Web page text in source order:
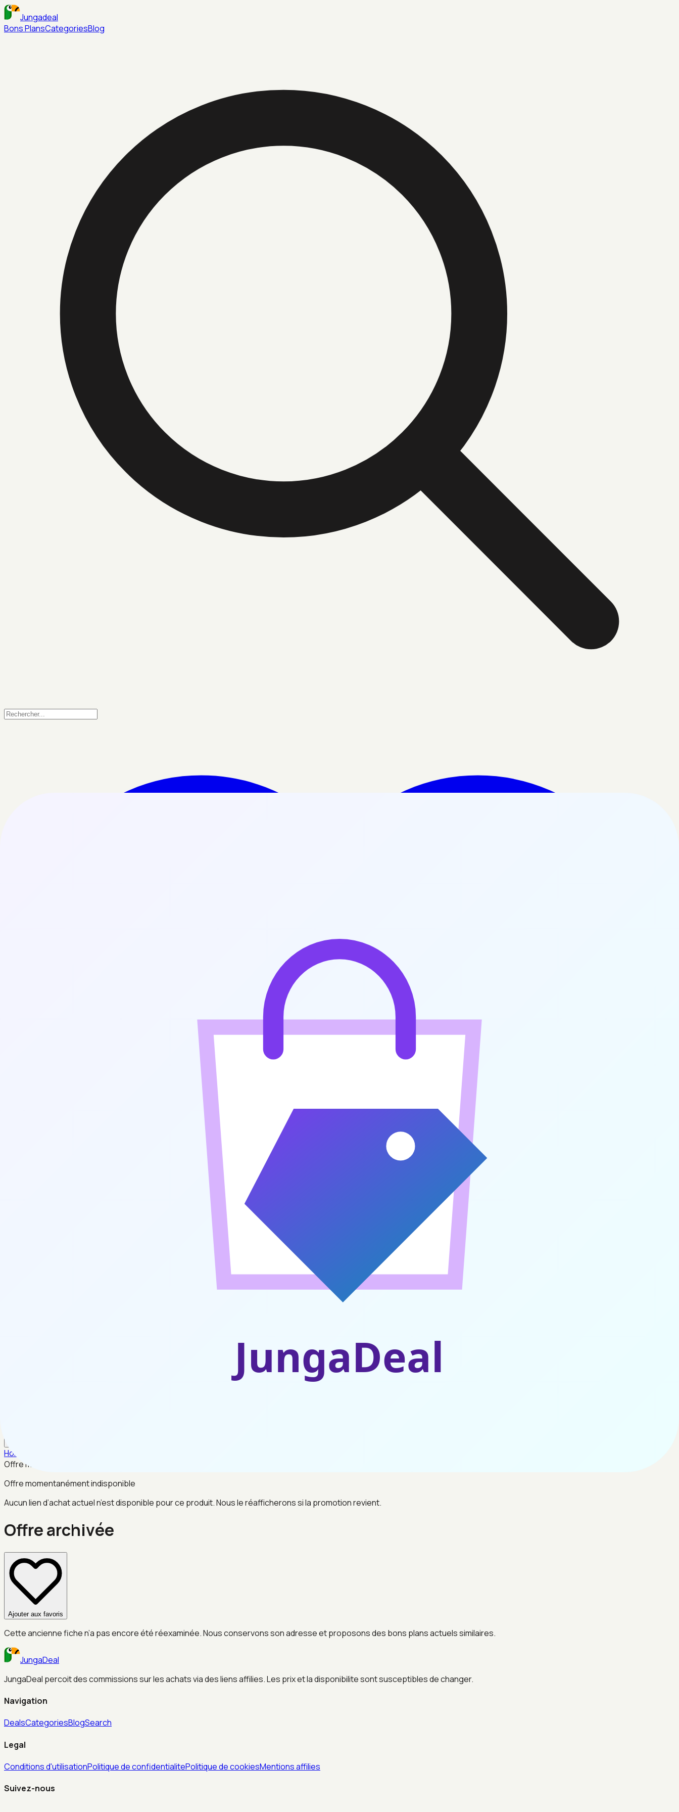
Jungadeal
Bons PlansCategoriesBlog
Home
Offre momentanément indisponible
Offre momentanément indisponible
Aucun lien d’achat actuel n’est disponible pour ce produit. Nous le réafficherons si la promotion revient.
Offre archivée
Ajouter aux favoris
Cette ancienne fiche n’a pas encore été réexaminée. Nous conservons son adresse et proposons des bons plans actuels similaires.
JungaDeal
JungaDeal percoit des commissions sur les achats via des liens affilies. Les prix et la disponibilite sont susceptibles de changer.
Navigation
DealsCategoriesBlogSearch
Legal
Conditions d'utilisationPolitique de confidentialitePolitique de cookiesMentions affilies
Suivez-nous